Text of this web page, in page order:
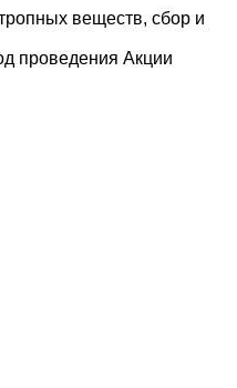
веществ, сбор и
проведения Акции